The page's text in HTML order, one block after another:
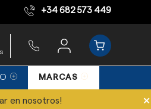
+34 682 573 449
MARCAS
en nosotros! ×